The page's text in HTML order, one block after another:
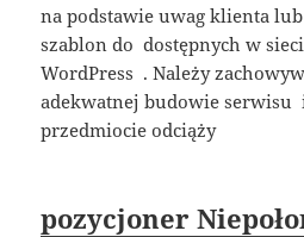
na podstawie uwag klienta
szablon do dostępnych w
WordPress . Należy
adekwatnej budowie
przedmiocie odciąży
pozycjoner